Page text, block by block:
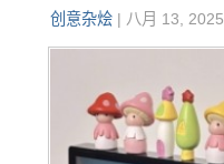
创意杂烩| 八月 13, 2025